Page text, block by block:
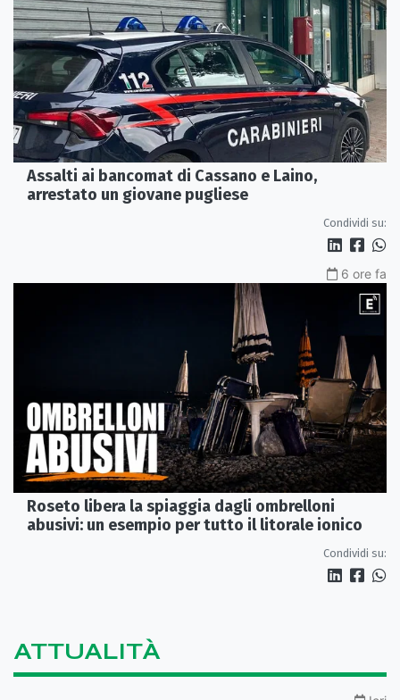
Assalti ai bancomat di Cassano e Laino,
arrestato un giovane pugliese
Condividi su:
6 ore fa
Roseto libera la spiaggia dagli ombrelloni
abusivi: un esempio per tutto il litorale ionico
Condividi su:
ATTUALITÀ